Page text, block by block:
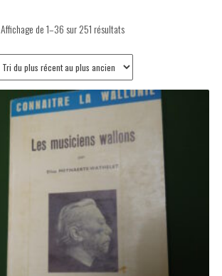
Affichage de 1–36 sur 251 résultatsTrié
plus
récent
au
plus